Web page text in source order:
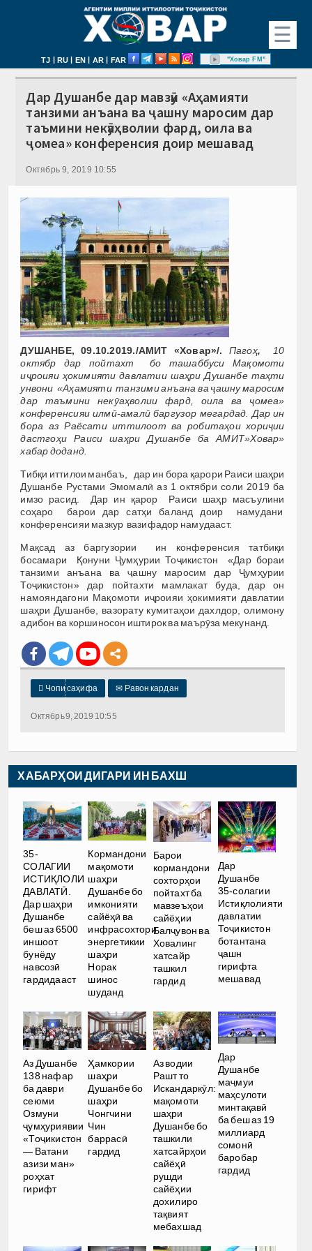
☰
TJ | RU | EN | AR | FAR "Ховар FM"
Дар Душанбе дар мавзӯи «Аҳамияти
танзими анъана ва ҷашну маросим дар
таъмини некӯаҳволии фард, оила ва
ҷомеа» конференсия доир мешавад
Октябрь 9, 2019 10:55
ДУШАНБЕ, 09.10.2019./АМИТ «Ховар»/. Пагоҳ,
10
октябр дар пойтахт бо ташаббуси Мақомоти
иҷроияи ҳокимияти давлатии шаҳри Душанбе таҳти
унвони «Аҳамияти танзими анъана ва ҷашну маросим
дар таъмини некӯаҳволии фард, оила ва ҷомеа»
конференсияи илмӣ-амалӣ баргузор мегардад. Дар ин
бора аз Раёсати иттилоот ва робитаҳои хориҷии
дастгоҳи Раиси шаҳри Душанбе ба АМИТ»Ховар»
хабар доданд.
Тибқи иттилои манбаъ, дар ин бора қарори Раиси шаҳри
Душанбе Рустами Эмомалӣ аз 1 октябри соли 2019 ба
имзо расид. Дар ин қарор Раиси шаҳр масъулини
соҳаро барои дар сатҳи баланд доир намудани
конференсияи мазкур вазифадор намудааст.
Мақсад аз баргузории ин конференсия татбиқи
босамари Қонуни Ҷумҳурии Тоҷикистон «Дар бораи
танзими анъана ва ҷашну маросим дар Ҷумҳурии
Тоҷикистон» дар пойтахти мамлакат буда, дар он
намояндагони Мақомоти иҷроияи ҳокимияти давлатии
шаҳри Душанбе, вазорату кумитаҳои дахлдор, олимону
адибон ва коршиносон иштирок ва маърӯза мекунанд.
 Чопи саҳифа ✉ Равон кардан
Октябрь 9, 2019 10:55
ХАБАРҲОИ ДИГАРИ ИН БАХШ
35-
СОЛАГИИ
ИСТИҚЛОЛИ
ДАВЛАТӢ.
Дар шаҳри
Душанбе
беш аз 6500
иншоот
бунёду
навсозӣ
гардидааст
Кормандони
мақомоти
шаҳри
Душанбе бо
имконияти
сайёҳӣ ва
инфрасохтори
энергетикии
шаҳри
Норак
шинос
шуданд
Барои
кормандони
сохторҳои
пойтахт ба
мавзеъҳои
сайёҳии
Балҷувон ва
Ховалинг
хатсайр
ташкил
гардид
Дар
Душанбе
35-солагии
Истиқлолияти
давлатии
Тоҷикистон
ботантана
ҷашн
гирифта
мешавад
Аз Душанбе
138 нафар
ба даври
сеюми
Озмуни
ҷумҳуриявии
«Тоҷикистон
— Ватани
азизи ман»
роҳхат
гирифт
Ҳамкории
шаҳри
Душанбе бо
шаҳри
Чонгчини
Чин
баррасӣ
гардид
Аз водии
Рашт то
Искандаркӯл:
мақомоти
шаҳри
Душанбе бо
ташкили
хатсайрҳои
сайёҳӣ
рушди
сайёҳии
дохилиро
тақвият
мебахшад
Дар
Душанбе
маҷмуи
маҳсулоти
минтақавӣ
ба беш аз 19
миллиард
сомонӣ
баробар
гардид